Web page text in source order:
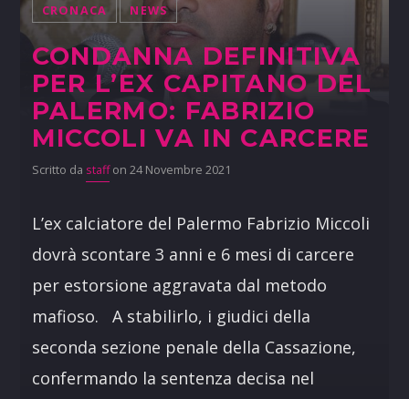
CRONACA NEWS
CONDANNA DEFINITIVA
PER L’EX CAPITANO DEL
PALERMO: FABRIZIO
MICCOLI VA IN CARCERE
Scritto da staffon 24 Novembre 2021
L’ex calciatore del Palermo Fabrizio Miccoli
dovrà scontare 3 anni e 6 mesi di carcere
per estorsione aggravata dal metodo
mafioso. A stabilirlo, i giudici della
seconda sezione penale della Cassazione,
confermando la sentenza decisa nel